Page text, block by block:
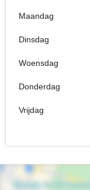
Maandag
Dinsdag
Woensdag
Donderdag
Vrijdag